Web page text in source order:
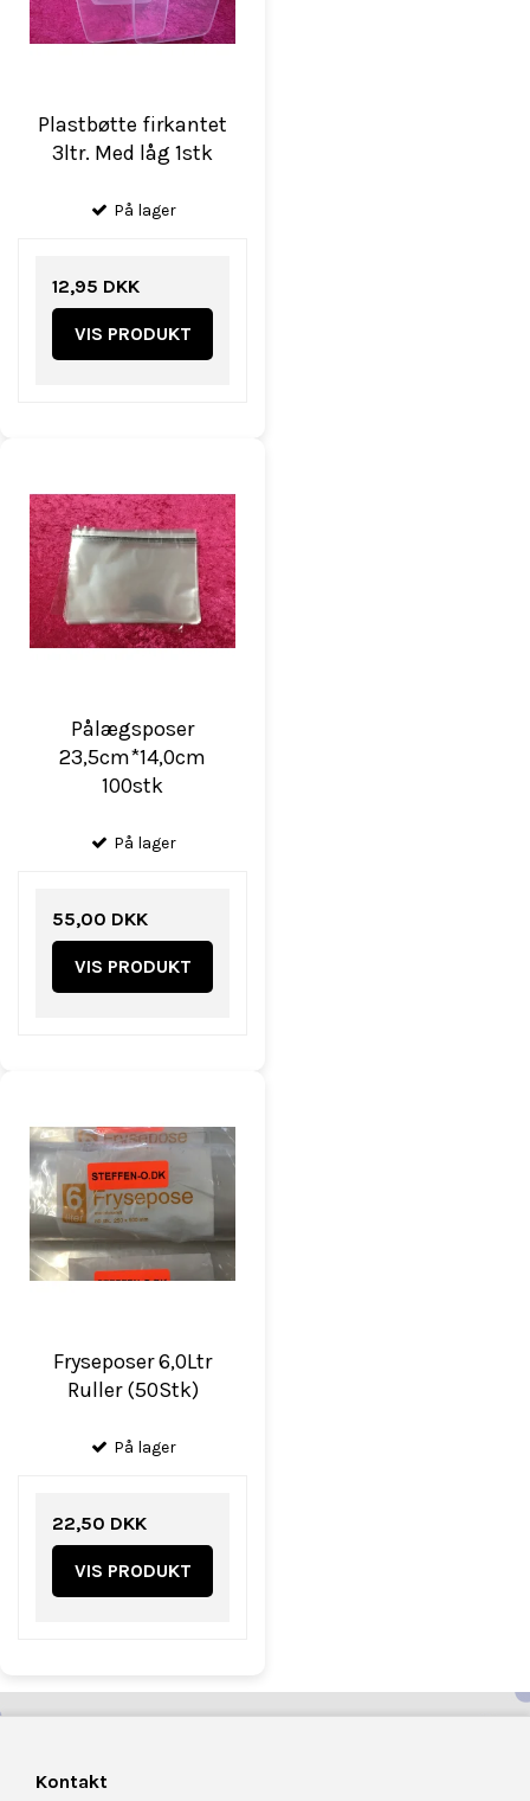
Plastbøtte firkantet
3ltr. Med låg 1stk
På lager
12,95 DKK
VIS PRODUKT
Pålægsposer
23,5cm*14,0cm
100stk
På lager
55,00 DKK
VIS PRODUKT
Fryseposer 6,0Ltr
Ruller (50Stk)
På lager
22,50 DKK
VIS PRODUKT
Kontakt